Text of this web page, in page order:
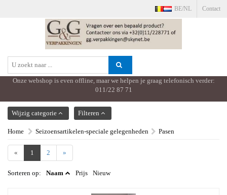
Contact
BE/NL
Onze webshop is even offline, maar we helpen je graag telefonisch verder:
011/22 87 71
TOON MENU
Wijzig categorie Filteren
Home Seizoensartikelen-speciale gelegenheden Pasen
« 1 2 »
Sorteren op: Naam Prijs Nieuw